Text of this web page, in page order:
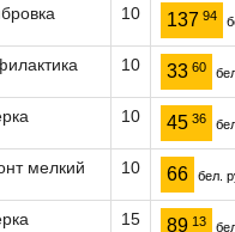
10 137 94
10 33 60
10 45 36
мелкий 10 66 бел.
15 89 13